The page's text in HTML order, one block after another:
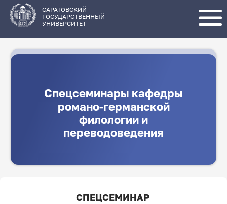
основному
содержанию
САРАТОВСКИЙ
ГОСУДАРСТВЕННЫЙ
УНИВЕРСИТЕТ
Спецсеминары кафедры
романо-германской
филологии и
переводоведения
СПЕЦСЕМИНАР